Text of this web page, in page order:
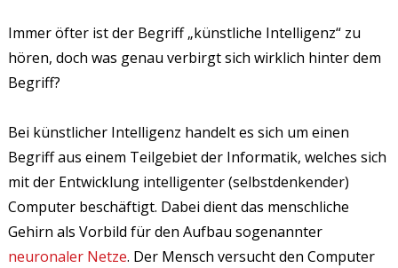
Immer öfter ist der Begriff „künstliche Intelligenz“ zu
hören, doch was genau verbirgt sich wirklich hinter dem
Begriff?
Bei künstlicher Intelligenz handelt es sich um einen
Begriff aus einem Teilgebiet der Informatik, welches sich
mit der Entwicklung intelligenter (selbstdenkender)
Computer beschäftigt. Dabei dient das menschliche
Gehirn als Vorbild für den Aufbau sogenannter
neuronaler Netze. Der Mensch versucht den Computer